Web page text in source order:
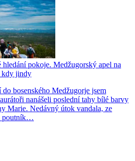
hledání pokoje. Medžugorský apel na
kdy jindy
bosenského Medžugorje jsem
nanášeli poslední tahy bílé barvy
Marie. Nedávný útok vandala, ze
poutník…